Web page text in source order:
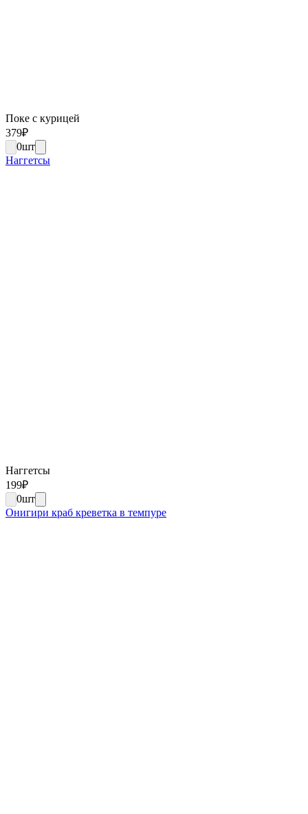
Поке с курицей
379₽
0шт
Наггетсы
Наггетсы
199₽
0шт
Онигири краб креветка в темпуре